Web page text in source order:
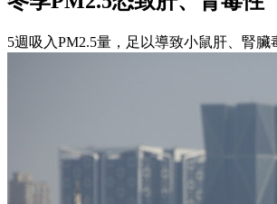
5週吸入PM2.5量，足以導致小鼠肝、腎臟